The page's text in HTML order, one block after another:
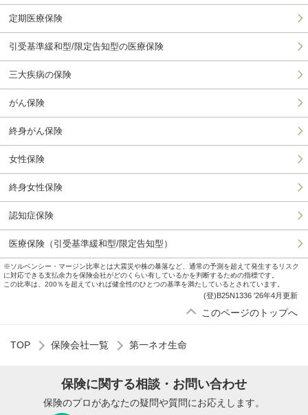
定期医療保険
引受基準緩和型/限定告知型の医療保険
三大疾病の保険
がん保険
終身がん保険
女性保険
終身女性保険
認知症保険
医療保険（引受基準緩和型/限定告知型）
※ソルベンシー・マージン比率とは大震災や株の暴落など、通常の予測を超えて発生するリスク
に対応できる支払余力を保険会社がどのくらい有しているかを判断するための指標です。
この比率は、200％を超えていれば健全性のひとつの基準を満たしているとされています。
(登)B25N1336 '26年4月更新
このページのトップへ
TOP 保険会社一覧 第一ネオ生命
保険に関する相談・お問い合わせ
保険のプロがあなたの疑問や質問にお応えします。